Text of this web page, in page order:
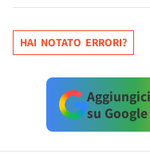
HAI NOTATO ERRORI?
su Google